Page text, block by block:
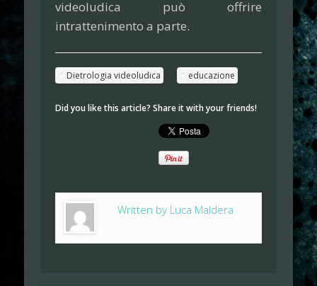
videoludica può offrire
intrattenimento a parte.
Dietrologia videoludica educazione
Did you like this article? Share it with your friends!
Written by Luca Maldera